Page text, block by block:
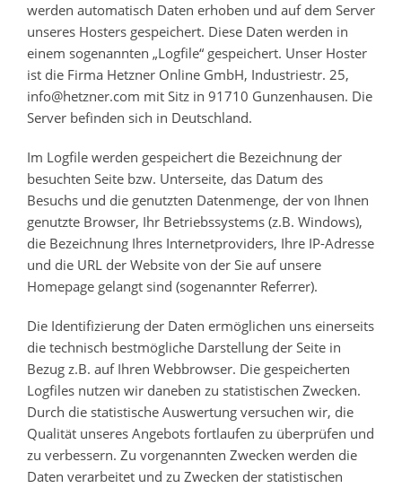
werden automatisch Daten erhoben und auf dem Server
unseres Hosters gespeichert. Diese Daten werden in
einem sogenannten „Logfile“ gespeichert. Unser Hoster
ist die Firma Hetzner Online GmbH, Industriestr. 25,
info@hetzner.com mit Sitz in 91710 Gunzenhausen. Die
Server befinden sich in Deutschland.
Im Logfile werden gespeichert die Bezeichnung der
besuchten Seite bzw. Unterseite, das Datum des
Besuchs und die genutzten Datenmenge, der von Ihnen
genutzte Browser, Ihr Betriebssystems (z.B. Windows),
die Bezeichnung Ihres Internetproviders, Ihre IP-Adresse
und die URL der Website von der Sie auf unsere
Homepage gelangt sind (sogenannter Referrer).
Die Identifizierung der Daten ermöglichen uns einerseits
die technisch bestmögliche Darstellung der Seite in
Bezug z.B. auf Ihren Webbrowser. Die gespeicherten
Logfiles nutzen wir daneben zu statistischen Zwecken.
Durch die statistische Auswertung versuchen wir, die
Qualität unseres Angebots fortlaufen zu überprüfen und
zu verbessern. Zu vorgenannten Zwecken werden die
Daten verarbeitet und zu Zwecken der statistischen